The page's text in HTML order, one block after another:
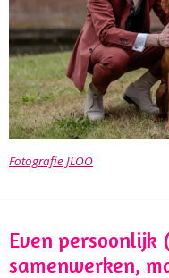
Fotografie JLOO
Even persoonlijk
samenwerken,